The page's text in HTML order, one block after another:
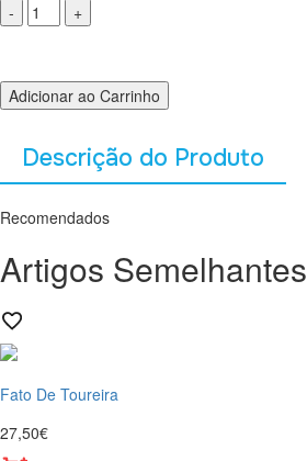
Adicionar ao Carrinho
Descrição do Produto
Recomendados
Artigos Semelhantes
Fato De Toureira
27,50€